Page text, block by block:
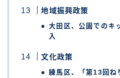
地域振興政策
大田区、公園でのキ
入
文化政策
練馬区、「第13回ね